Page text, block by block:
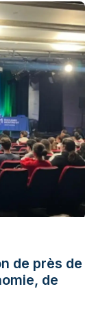
de près de
de